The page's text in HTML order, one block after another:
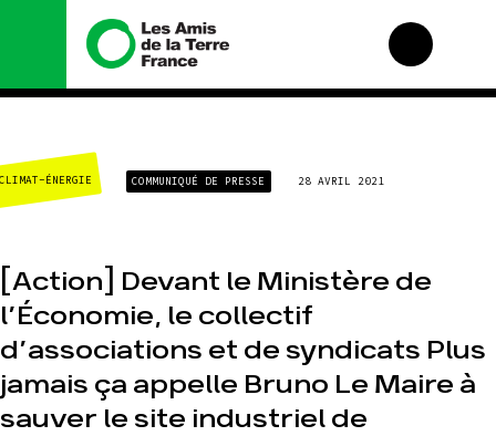
Nous connaître
Histoire
Valeurs
Équipes et
fonctionnement
Le réseau dans le
monde
Nos alliés
Total, rendez-vous au
Mode : une tendance
Gaz au Mozambique,
la violence TOTAL(e)
Nos autres
campagnes
CLIMAT-ÉNERGIE COMMUNIQUÉ DE PRESSE 28 AVRIL 2021
[Action] Devant le Ministère de
l’Économie, le collectif
d’associations et de syndicats Plus
jamais ça appelle Bruno Le Maire à
sauver le site industriel de